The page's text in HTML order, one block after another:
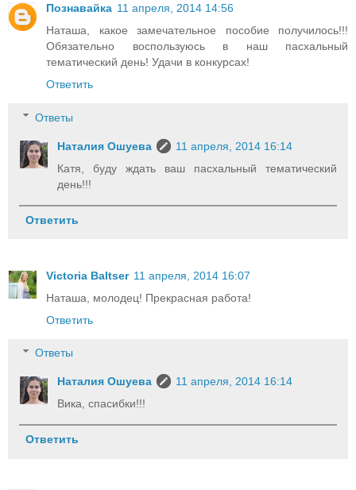
Познавайка 11 апреля, 2014 14:56
Наташа, какое замечательное пособие получилось!!!
Обязательно воспользуюсь в наш пасхальный
тематический день! Удачи в конкурсах!
Ответить
Ответы
Наталия Ошуева
11 апреля, 2014 16:14
Катя, буду ждать ваш пасхальный тематический
день!!!
Ответить
Victoria Baltser 11 апреля, 2014 16:07
Наташа, молодец! Прекрасная работа!
Ответить
Ответы
Наталия Ошуева
11 апреля, 2014 16:14
Вика, спасибки!!!
Ответить